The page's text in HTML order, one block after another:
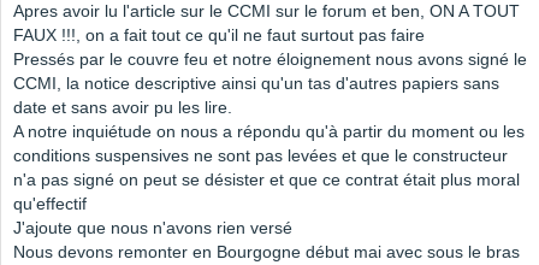
Apres avoir lu l'article sur le CCMI sur le forum et ben, ON A TOUT
FAUX !!!, on a fait tout ce qu'il ne faut surtout pas faire
Pressés par le couvre feu et notre éloignement nous avons signé le
CCMI, la notice descriptive ainsi qu'un tas d'autres papiers sans
date et sans avoir pu les lire.
A notre inquiétude on nous a répondu qu'à partir du moment ou les
conditions suspensives ne sont pas levées et que le constructeur
n'a pas signé on peut se désister et que ce contrat était plus moral
qu'effectif
J'ajoute que nous n'avons rien versé
Nous devons remonter en Bourgogne début mai avec sous le bras